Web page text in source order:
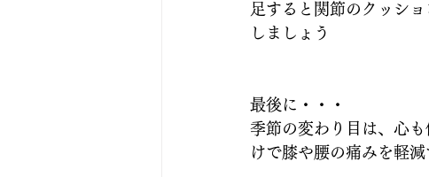
足すると関節のクッシ
しましょう
最後に・・・
季節の変わり目は、心
けで膝や腰の痛みを軽